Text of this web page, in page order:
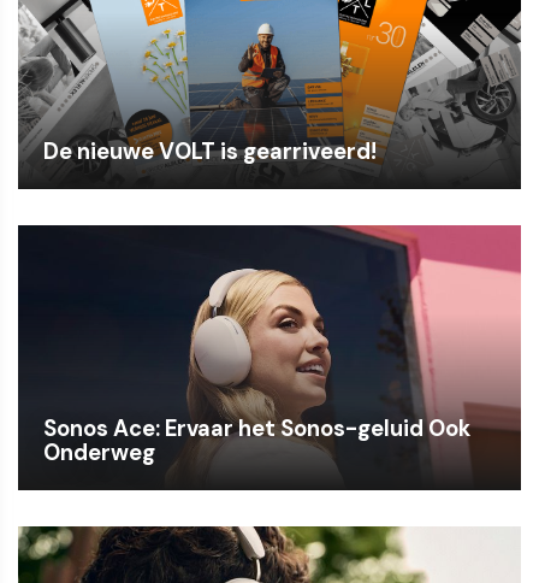
De nieuwe VOLT is gearriveerd!
Sonos Ace: Ervaar het Sonos-geluid Ook
Onderweg